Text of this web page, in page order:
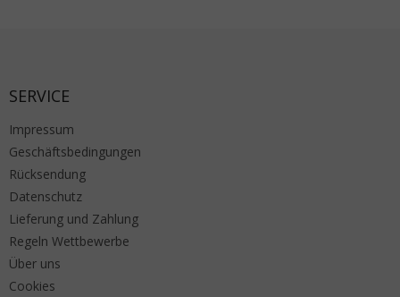
SERVICE
Impressum
Geschäftsbedingungen
Rücksendung
Datenschutz
Lieferung und Zahlung
Regeln Wettbewerbe
Über uns
Cookies